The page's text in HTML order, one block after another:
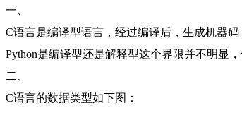
一、
C语言是编译型语言，经过编译后，生成机器
Python是编译型还是解释型这个界限并不明显
二、
C语言的数据类型如下图：